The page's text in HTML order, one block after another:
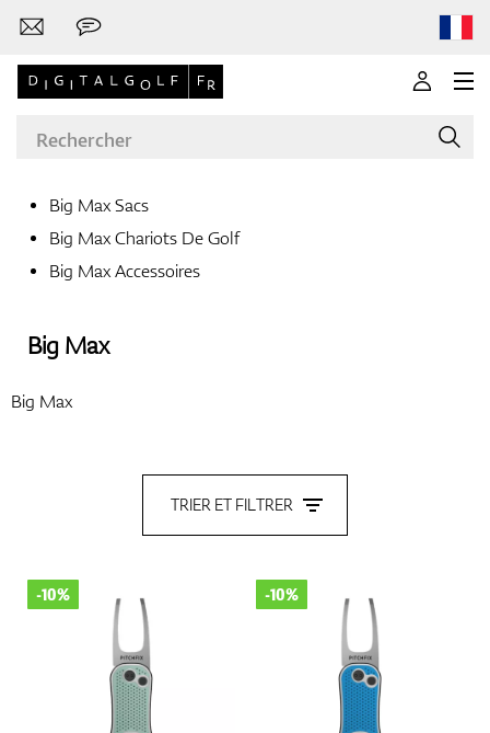
Marques
Big Max Sacs
Big Max Chariots De Golf
Big Max Accessoires
Big Max
Big Max
TRIER ET FILTRER
-10% -10%